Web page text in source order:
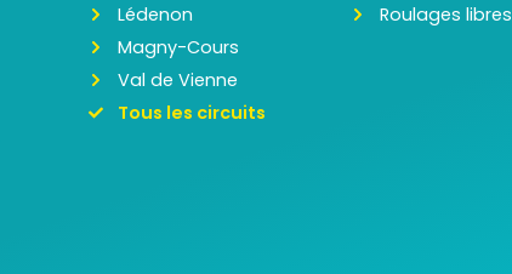
Lédenon
Magny-Cours
Val de Vienne
Tous les circuits
Roulages libres